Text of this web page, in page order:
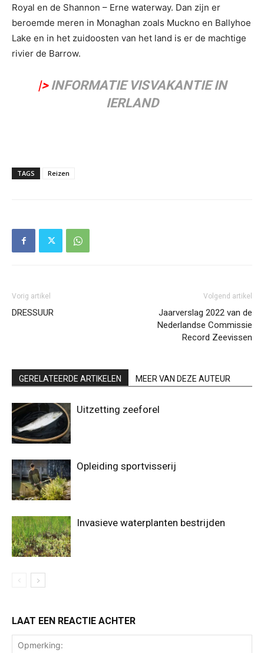
Royal en de Shannon – Erne waterway. Dan zijn er
beroemde meren in Monaghan zoals Muckno en Ballyhoe
Lake en in het zuidoosten van het land is er de machtige
rivier de Barrow.
|>INFORMATIE VISVAKANTIE IN
IERLAND
TAGS Reizen
Vorig artikel
DRESSUUR
Volgend artikel
Jaarverslag 2022 van de
Nederlandse Commissie
Record Zeevissen
GERELATEERDE ARTIKELEN MEER VAN DEZE AUTEUR
Uitzetting zeeforel
Opleiding sportvisserij
Invasieve waterplanten bestrijden
LAAT EEN REACTIE ACHTER